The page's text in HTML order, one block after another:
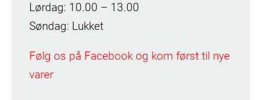
Lørdag: 10.00 – 13.00
Søndag: Lukket
Følg os på Facebook og kom først til nye
varer